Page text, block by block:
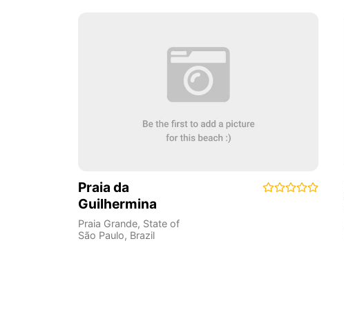
Praia da
Guilhermina
Praia Grande, State of
São Paulo, Brazil